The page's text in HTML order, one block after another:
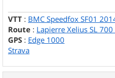
VTT : BMC Speedfox SF01
Route : Lapierre Xelius SL
GPS : Edge 1000
Strava